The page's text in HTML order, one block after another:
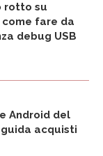
rotto su
come fare da
debug USB
Android del
guida acquisti